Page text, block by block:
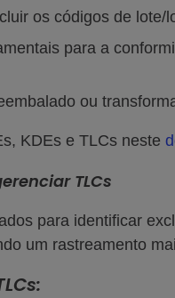
os códigos de
para a
ou
KDEs e TLCs neste
TLCs
para identificar
um rastreamento